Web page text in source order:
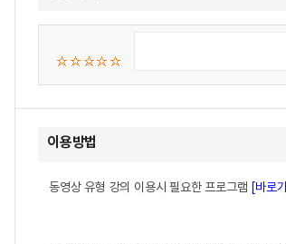
이용방법
동영상 유형 강의 이용시 필요한 프로그램 [바로